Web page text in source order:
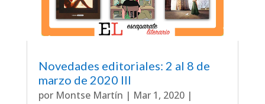
Novedades editoriales: 2 al 8 de
marzo de 2020 III
por Montse Martín | Mar 1, 2020|